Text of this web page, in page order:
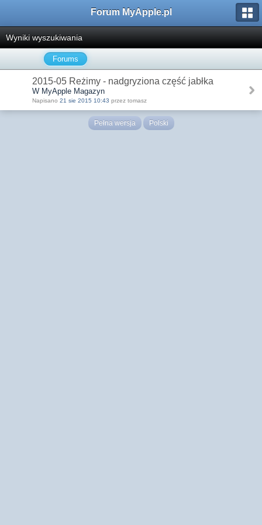
Forum MyApple.pl
Wyniki wyszukiwania
Forums
2015-05 Reżimy - nadgryziona część jabłka
W MyApple Magazyn
Napisano 21 sie 2015 10:43 przez tomasz
Pełna wersja Polski